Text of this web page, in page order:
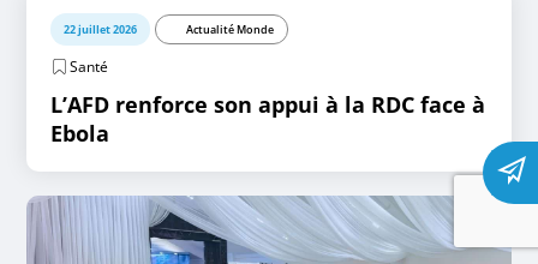
22 juillet 2026 Actualité Monde
Santé
L’AFD renforce son appui à la RDC face à
Ebola